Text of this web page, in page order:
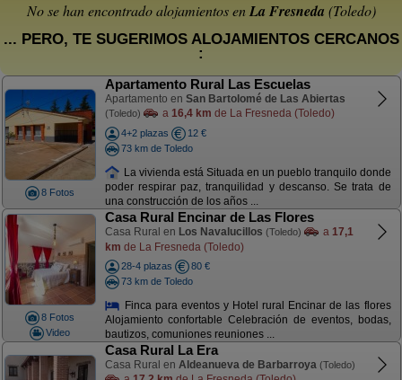
No se han encontrado alojamientos enLa Fresneda (Toledo)
... PERO, TE SUGERIMOS ALOJAMIENTOS CERCANOS
:
8 Fotos
Apartamento Rural Las Escuelas
Apartamento en San Bartolomé de Las Abiertas
(Toledo) a 16,4 km de La Fresneda (Toledo)
4+2 plazas
12 €
73 km de Toledo
La vivienda está Situada en un pueblo tranquilo donde
poder respirar paz, tranquilidad y descanso. Se trata de
una construcción de los años ...
8 Fotos
Video
Casa Rural Encinar de Las Flores
Casa Rural en Los Navalucillos (Toledo) a 17,1
km de La Fresneda (Toledo)
28-4 plazas
80 €
73 km de Toledo
Finca para eventos y Hotel rural Encinar de las flores
Alojamiento confortable Celebración de eventos, bodas,
bautizos, comuniones reuniones ...
Casa Rural La Era
Casa Rural en Aldeanueva de Barbarroya (Toledo)